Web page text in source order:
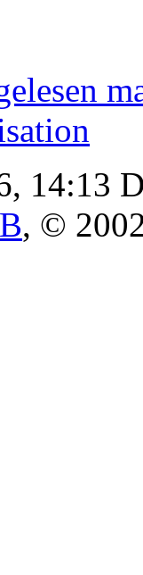
14:13
, ©